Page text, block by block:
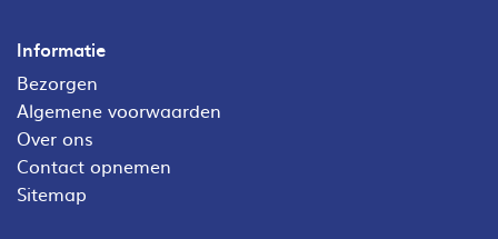
Informatie
Bezorgen
Algemene voorwaarden
Over ons
Contact opnemen
Sitemap